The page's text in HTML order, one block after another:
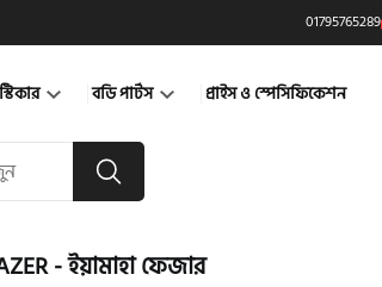
01795765289
বডি পার্টস প্রাইস ও স্পেসিফিকেশন
- ইয়ামাহা ফেজার